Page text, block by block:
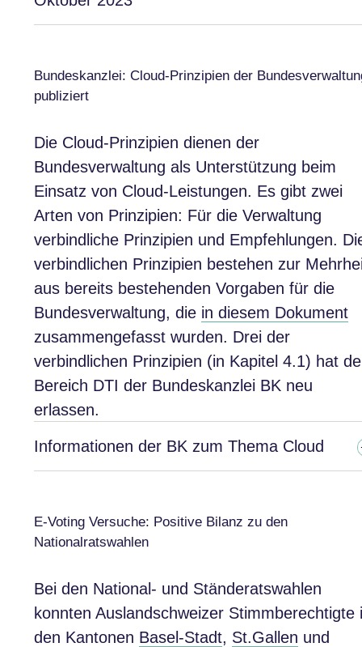
Bundeskanzlei: Cloud-Prinzipien der
publiziert
Die Cloud-Prinzipien dienen der
Bundesverwaltung als Unterstützung beim
Einsatz von Cloud-Leistungen. Es gibt zwei
Arten von Prinzipien: Für die Verwaltung
verbindliche Prinzipien und Empfehlungen.
verbindlichen Prinzipien bestehen zur
aus bereits bestehenden Vorgaben für die
Bundesverwaltung, die in diesem Dokument
zusammengefasst wurden. Drei der
verbindlichen Prinzipien (in Kapitel 4.1) hat
Bereich DTI der Bundeskanzlei BK neu
erlassen.
Informationen der BK zum Thema Cloud
E-Voting Versuche: Positive Bilanz zu den
Nationalratswahlen
Bei den National- und Ständeratswahlen
konnten Auslandschweizer Stimmberechtigte
den Kantonen Basel-Stadt, St.Gallen und